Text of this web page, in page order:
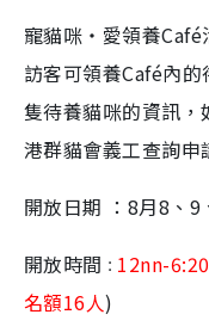
寵貓咪‧愛領養Café
訪客可領養Café內
隻待養貓咪的資訊
港群貓會義工查詢申
開放日期 ：8月8、
開放時間 ： 12nn-
名額16人)